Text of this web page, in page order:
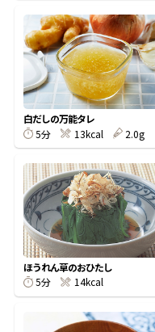
楽チン屋®
新鮮一番
かつおだしが決め手
白だしの万能タレ
5分
13kcal 2.0g
ほうれん草のおひたし
5分
14kcal